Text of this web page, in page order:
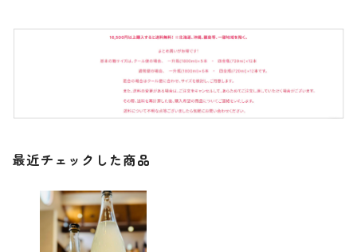
最近チェックした商品